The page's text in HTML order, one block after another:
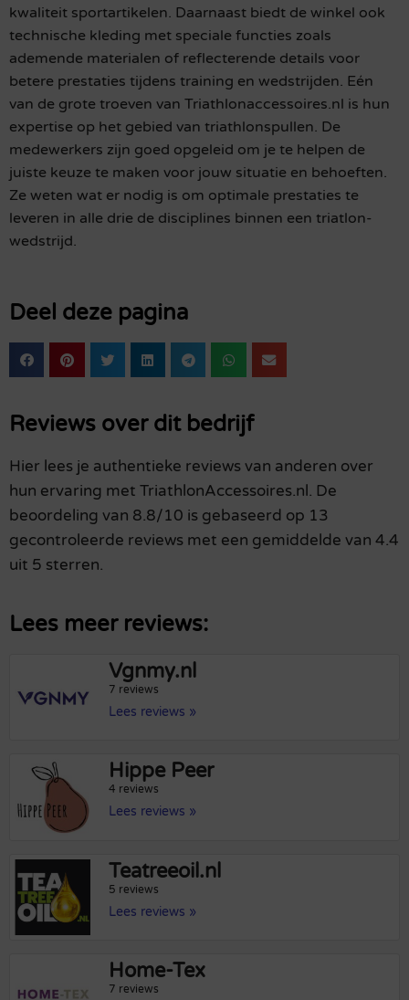
kwaliteit sportartikelen. Daarnaast biedt de winkel ook
technische kleding met speciale functies zoals
ademende materialen of reflecterende details voor
betere prestaties tijdens training en wedstrijden. Eén
van de grote troeven van Triathlonaccessoires.nl is hun
expertise op het gebied van triathlonspullen. De
medewerkers zijn goed opgeleid om je te helpen de
juiste keuze te maken voor jouw situatie en behoeften.
Ze weten wat er nodig is om optimale prestaties te
leveren in alle drie de disciplines binnen een triatlon-
wedstrijd.
Deel deze pagina
Reviews over dit bedrijf
Hier lees je authentieke reviews van anderen over
hun ervaring met TriathlonAccessoires.nl. De
beoordeling van 8.8/10 is gebaseerd op 13
gecontroleerde reviews met een gemiddelde van 4.4
uit 5 sterren.
Lees meer reviews:
Vgnmy.nl
7 reviews
Lees reviews »
Hippe Peer
4 reviews
Lees reviews »
Teatreeoil.nl
5 reviews
Lees reviews »
Home-Tex
7 reviews